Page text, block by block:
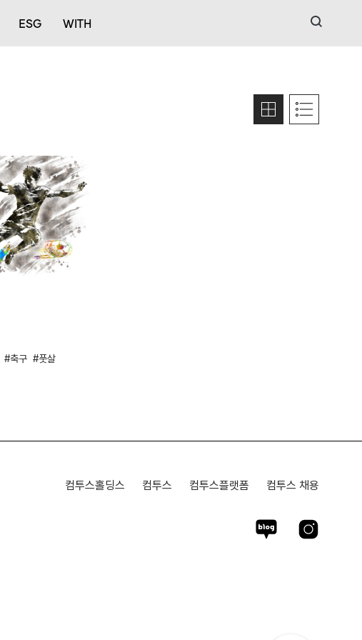
ESG WITH 검색
축구 풋살
컴투스홀딩스 컴투스 컴투스플랫폼 컴투스 채용